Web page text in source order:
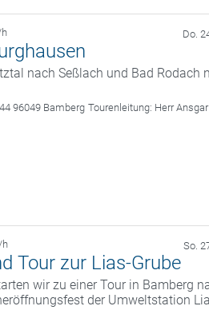
Do.
nach Seßlach und Bad Rodach
96049 Bamberg Tourenleitung: Herr
h So.
Tour zur Lias-Grube
wir zu einer Tour in Bamberg
der Umweltstation